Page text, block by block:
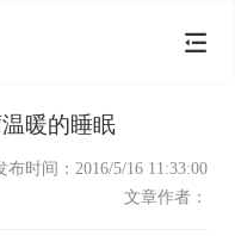
暖的睡眠
布时间：2016/5/16 11:33:00
文章作者：